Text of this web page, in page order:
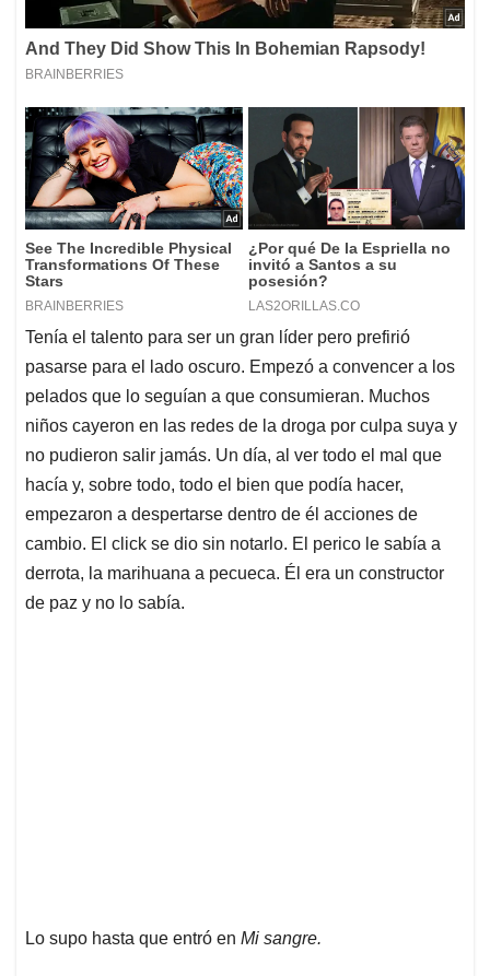
Tenía el talento para ser un gran líder pero prefirió
pasarse para el lado oscuro. Empezó a convencer a los
pelados que lo seguían a que consumieran. Muchos
niños cayeron en las redes de la droga por culpa suya y
no pudieron salir jamás. Un día, al ver todo el mal que
hacía y, sobre todo, todo el bien que podía hacer,
empezaron a despertarse dentro de él acciones de
cambio. El click se dio sin notarlo. El perico le sabía a
derrota, la marihuana a pecueca. Él era un constructor
de paz y no lo sabía.
Lo supo hasta que entró en Mi sangre.